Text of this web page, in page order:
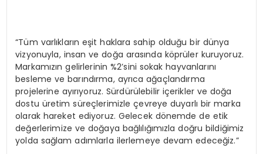
“Tüm varlıkların eşit haklara sahip olduğu bir dünya
vizyonuyla, insan ve doğa arasında köprüler kuruyoruz.
Markamızın gelirlerinin %2’sini sokak hayvanlarını
besleme ve barındırma, ayrıca ağaçlandırma
projelerine ayırıyoruz. Sürdürülebilir içerikler ve doğa
dostu üretim süreçlerimizle çevreye duyarlı bir marka
olarak hareket ediyoruz. Gelecek dönemde de etik
değerlerimize ve doğaya bağlılığımızla doğru bildiğimiz
yolda sağlam adımlarla ilerlemeye devam edeceğiz.”